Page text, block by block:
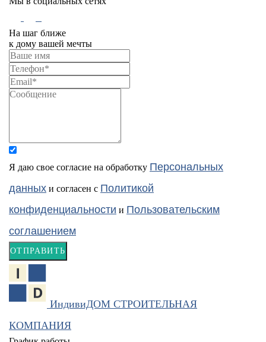
На шаг ближе
к дому вашей мечты
Я даю свое согласие на обработку Персональных
данных и согласен с Политикой
конфиденциальности и Пользовательским
соглашением
ОТПРАВИТЬ
ИндивиДОМ СТРОИТЕЛЬНАЯ
КОМПАНИЯ